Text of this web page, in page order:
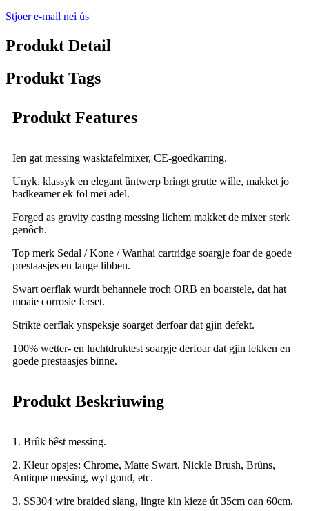
Stjoer e-mail nei ús
Produkt Detail
Produkt Tags
Produkt Features
Ien gat messing wasktafelmixer, CE-goedkarring.
Unyk, klassyk en elegant ûntwerp bringt grutte wille, makket jo
badkeamer ek fol mei adel.
Forged as gravity casting messing lichem makket de mixer sterk
genôch.
Top merk Sedal / Kone / Wanhai cartridge soargje foar de goede
prestaasjes en lange libben.
Swart oerflak wurdt behannele troch ORB en boarstele, dat hat
moaie corrosie ferset.
Strikte oerflak ynspeksje soarget derfoar dat gjin defekt.
100% wetter- en luchtdruktest soargje derfoar dat gjin lekken en
goede prestaasjes binne.
Produkt Beskriuwing
1. Brûk bêst messing.
2. Kleur opsjes: Chrome, Matte Swart, Nickle Brush, Brûns,
Antique messing, wyt goud, etc.
3. SS304 wire braided slang, lingte kin kieze út 35cm oan 60cm.